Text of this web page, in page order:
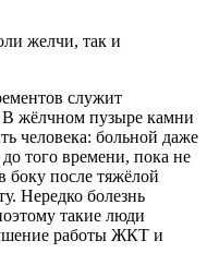
желчи, так и
служит
В жёлчном пузыре камни
человека: больной даже
того времени, пока не
боку после тяжёлой
Нередко болезнь
такие люди
работы ЖКТ и